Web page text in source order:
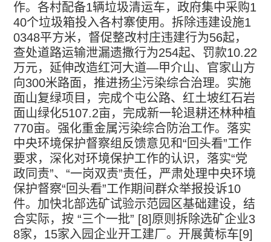
作。各村配备1辆垃圾清运车，政府集中采购1
40个垃圾箱投入各村寨使用。拆除违建设施1
0348平方米，督促整改村庄违建行为56起，
查处道路运输泄漏遗撒行为254起、罚款10.22
万元，延伸改造红河大道—甲介山、官家山方
向300米路面，推进扬尘污染综合治理。实施
面山复绿项目，完成个屯公路、红土坡红石岩
面山绿化5107.2亩，完成新一轮退耕还林种植
770亩。强化重金属污染综合防治工作。落实
中央环境保护督察组反馈意见和“ 回头看”工作
要求，深化对环境保护工作的认识，落实“党
政同责”、“一岗双责”责任，严肃处理中央环境
保护督察“ 回头看”工作期间群众举报投诉10
件。加快北部选矿试验示范园区基础建设，结
合实际，按 “三个一批” [8]原则拆除选矿企业3
8家， 15家入园企业开工建厂。开展黄标车[9]